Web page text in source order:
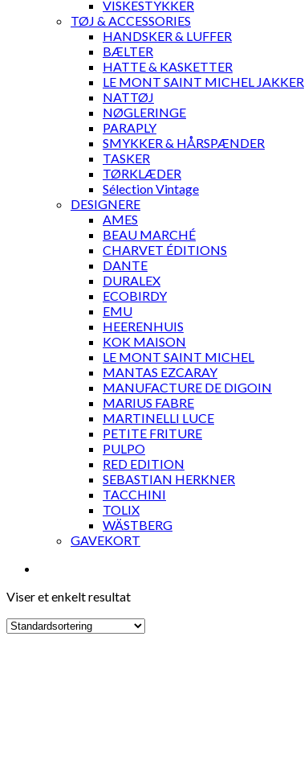
VISKESTYKKER
TØJ & ACCESSORIES
HANDSKER & LUFFER
BÆLTER
HATTE & KASKETTER
LE MONT SAINT MICHEL JAKKER
NATTØJ
NØGLERINGE
PARAPLY
SMYKKER & HÅRSPÆNDER
TASKER
TØRKLÆDER
Sélection Vintage
DESIGNERE
AMES
BEAU MARCHÉ
CHARVET ÉDITIONS
DANTE
DURALEX
ECOBIRDY
EMU
HEERENHUIS
KOK MAISON
LE MONT SAINT MICHEL
MANTAS EZCARAY
MANUFACTURE DE DIGOIN
MARIUS FABRE
MARTINELLI LUCE
PETITE FRITURE
PULPO
RED EDITION
SEBASTIAN HERKNER
TACCHINI
TOLIX
WÄSTBERG
GAVEKORT
Viser et enkelt resultat